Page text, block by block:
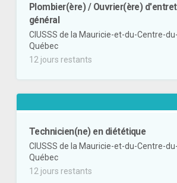
Plombier(ère) / Ouvrier(ère)
général
CIUSSS de la Mauricie-et-du-Centre-du-
Québec
12 jours restants
Technicien(ne) en diététique
CIUSSS de la Mauricie-et-du-Centre-du-
Québec
12 jours restants